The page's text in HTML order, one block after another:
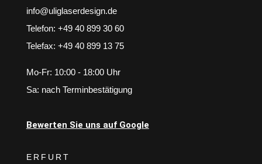
info@uliglaserdesign.de
Telefon: +49 40 899 30 60
Telefax: +49 40 899 13 75
Mo-Fr: 10:00 - 18:00 Uhr
Sa: nach Terminbestätigung
Bewerten Sie uns auf Google
ERFURT